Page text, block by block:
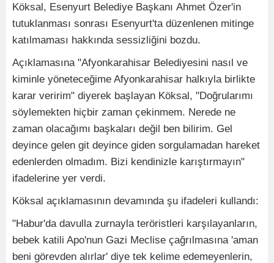
Köksal, Esenyurt Belediye Başkanı Ahmet Özer'in
tutuklanması sonrası Esenyurt'ta düzenlenen mitinge
katılmaması hakkında sessizliğini bozdu.
Açıklamasına "Afyonkarahisar Belediyesini nasıl ve
kiminle yöneteceğime Afyonkarahisar halkıyla birlikte
karar veririm" diyerek başlayan Köksal, "Doğrularımı
söylemekten hiçbir zaman çekinmem. Nerede ne
zaman olacağımı başkaları değil ben bilirim. Gel
deyince gelen git deyince giden sorgulamadan hareket
edenlerden olmadım. Bizi kendinizle karıştırmayın"
ifadelerine yer verdi.
Köksal açıklamasının devamında şu ifadeleri kullandı:
"Habur'da davulla zurnayla teröristleri karşılayanların,
bebek katili Apo'nun Gazi Meclise çağrılmasına 'aman
beni görevden alırlar' diye tek kelime edemeyenlerin,